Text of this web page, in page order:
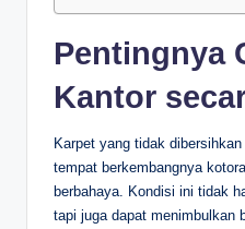
Pentingnya
Kantor
Karpet yang tidak
tempat berkembangnya
berbahaya. Kondisi ini tidak
tapi juga dapat menimbulkan